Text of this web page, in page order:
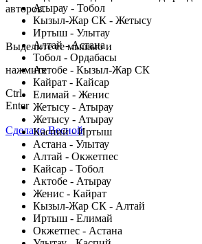
Атырау - Тобол
Кызыл-Жар СК - Жетысу
Иртыш - Улытау
Алтай - Астана
Тобол - Ордабасы
Актобе - Кызыл-Жар СК
Кайрат - Кайсар
Елимай - Женис
Жетысу - Атырау
Жетысу - Атырау
Каспий - Иртыш
Астана - Улытау
Алтай - Окжетпес
Кайсар - Тобол
Актобе - Атырау
Женис - Кайрат
Кызыл-Жар СК - Алтай
Иртыш - Елимай
Окжетпес - Астана
авторов.
Заметили ошибку в тексте?
Выделите ее мышью и
нажмите
Ctrl
Enter
Сделано Весной